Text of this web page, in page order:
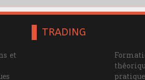
et
TRADING